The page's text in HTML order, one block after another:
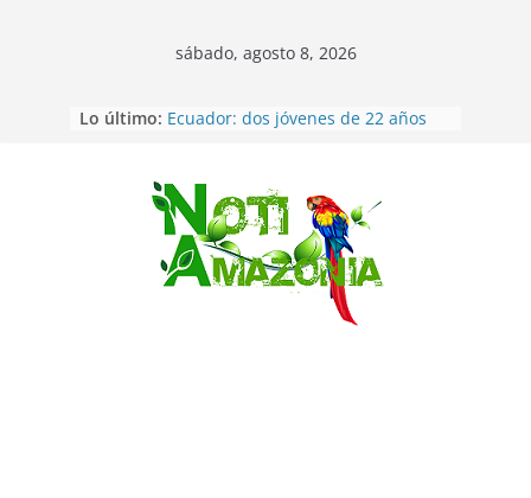
Saltar
sábado, agosto 8, 2026
Lo último: Napo: presunto sicariato en cantón
Archidona
desaparecidos fueron encontrados
muertos en Puerto lopez
Sentencian a 34 años de prisión a
implicados en caso de Alison,
oriunda de Tena
Vozinha, el arquero sensación de
cabo Verde, ya llegó para